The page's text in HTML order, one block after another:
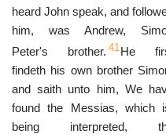
heard John speak, and
him, was Andrew,
Peter's brother. 41He
findeth his own brother
and saith unto him, We
found the Messias, which
being interpreted,